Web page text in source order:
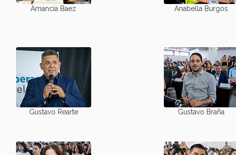
Amancia Baez Anabella Burgos
Gustavo Rearte Gustavo Braña